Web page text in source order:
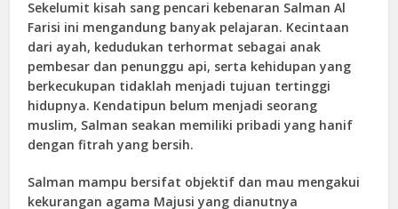
Sekelumit kisah sang pencari kebenaran Salman Al
Farisi ini mengandung banyak pelajaran. Kecintaan
dari ayah, kedudukan terhormat sebagai anak
pembesar dan penunggu api, serta kehidupan yang
berkecukupan tidaklah menjadi tujuan tertinggi
hidupnya. Kendatipun belum menjadi seorang
muslim, Salman seakan memiliki pribadi yang hanif
dengan fitrah yang bersih.
Salman mampu bersifat objektif dan mau mengakui
kekurangan agama Majusi yang dianutnya